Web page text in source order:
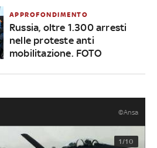
APPROFONDIMENTO
Russia, oltre 1.300 arresti
nelle proteste anti
mobilitazione. FOTO
©Ansa
1/10